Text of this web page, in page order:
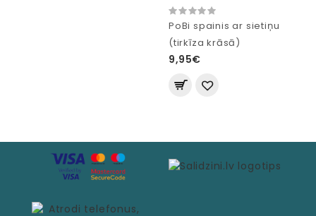
PoBi spainis ar sietiņu
(tirkīza krāsā)
9,95€